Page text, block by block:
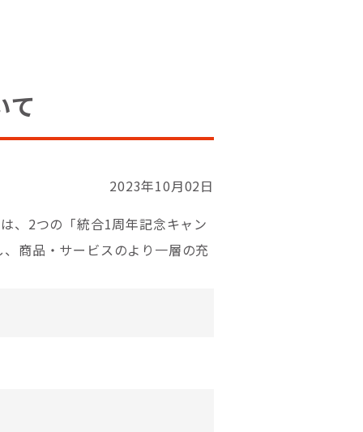
て
2023年10月02日
、2つの「統合1周年記念キャン
商品・サービスのより一層の充